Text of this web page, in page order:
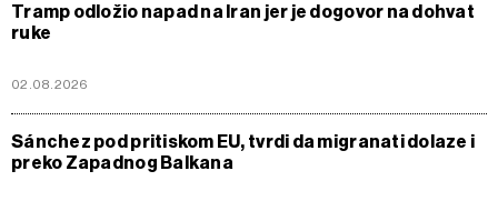
Tramp odložio napad na Iran jer je dogovor na dohvat
ruke
02.08.2026
Sánchez pod pritiskom EU, tvrdi da migranati dolaze i
preko Zapadnog Balkana